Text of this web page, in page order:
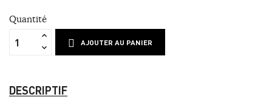
Quantité
AJOUTER AU PANIER
DESCRIPTIF